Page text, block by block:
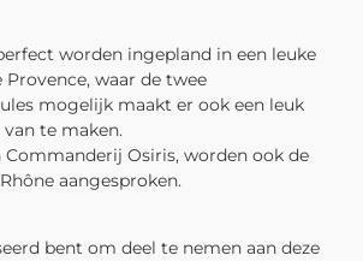
worden ingepland in een leuke
waar de twee
mogelijk maakt er ook een leuk
te maken.
Commanderij Osiris, worden ook de
aangesproken.
bent om deel te nemen aan deze